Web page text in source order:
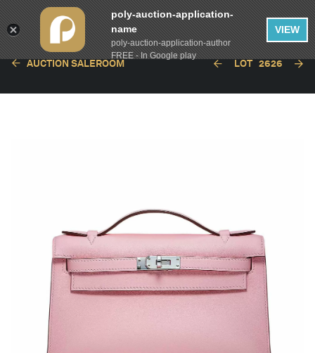
AUCTION SALEROOM LOT 2626
poly-auction-application-
name
poly-auction-application-author
FREE - In Google play
VIEW